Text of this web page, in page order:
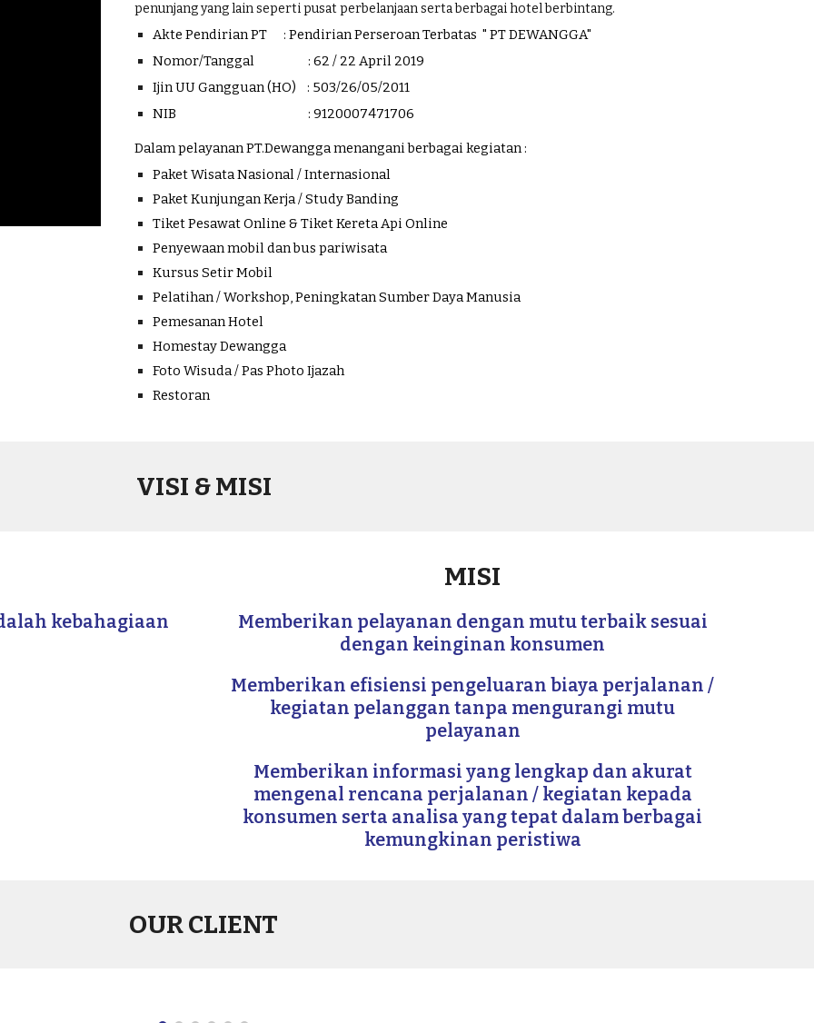
penunjang yang lain seperti pusat perbelanjaan serta berbagai hotel berbintang.
Akte Pendirian PT
: Pendirian Perseroan Terbatas " PT DEWANGGA"
Nomor/Tanggal
: 62 / 22 April 2019
Ijin UU Gangguan (HO) : 503/26/05/2011
NIB
: 9120007471706
Dalam pelayanan PT.Dewangga menangani berbagai kegiatan :
Paket Wisata Nasional / Internasional
Paket Kunjungan Kerja / Study Banding
Tiket Pesawat Online & Tiket Kereta Api Online
Penyewaan mobil dan bus pariwisata
Kursus Setir Mobil
Pelatihan / Workshop, Peningkatan Sumber Daya Manusia
Pemesanan Hotel
Homestay Dewangga
Foto Wisuda / Pas Photo Ijazah
Restoran
VISI & MISI
kebahagiaan
MISI
Memberikan pelayanan dengan mutu terbaik sesuai
dengan keinginan konsumen
Memberikan efisiensi pengeluaran biaya perjalanan /
kegiatan pelanggan tanpa mengurangi mutu
pelayanan
Memberikan informasi yang lengkap dan akurat
mengenal rencana perjalanan / kegiatan kepada
konsumen serta analisa yang tepat dalam berbagai
kemungkinan peristiwa
OUR CLIENT